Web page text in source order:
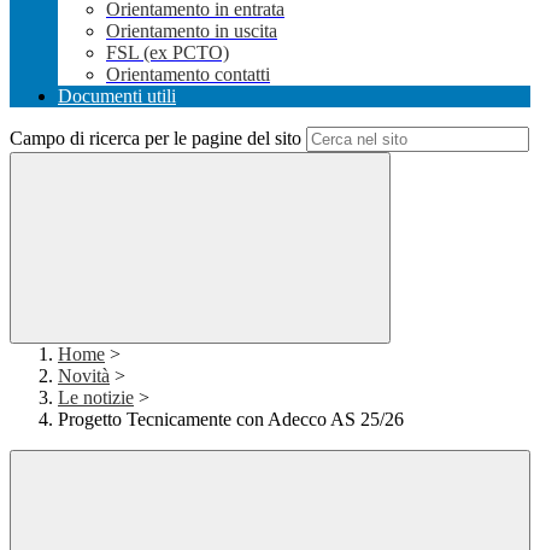
Orientamento in entrata
Orientamento in uscita
FSL (ex PCTO)
Orientamento contatti
Documenti utili
Campo di ricerca per le pagine del sito
Home >
Novità >
Le notizie >
Progetto Tecnicamente con Adecco AS 25/26